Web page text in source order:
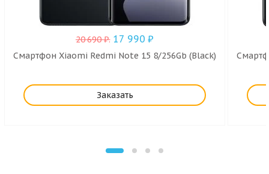
20 690₽. 17 990₽
Смартфон Xiaomi Redmi Note 15 8/256Gb (Black)
Заказать